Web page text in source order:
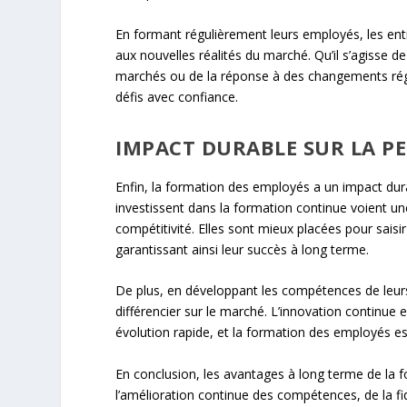
En formant régulièrement leurs employés, les
aux nouvelles réalités du marché. Qu’il s’agisse
marchés ou de la réponse à des changements
défis avec confiance.
IMPACT DURABLE SUR LA
Enfin, la formation des employés a un impact
investissent dans la formation continue voient
compétitivité. Elles sont mieux placées pour
garantissant ainsi leur succès à long terme.
De plus, en développant les compétences de
différencier sur le marché. L’innovation
évolution rapide, et la formation des employés
En conclusion, les avantages à long terme de la
l’amélioration continue des compétences, de la